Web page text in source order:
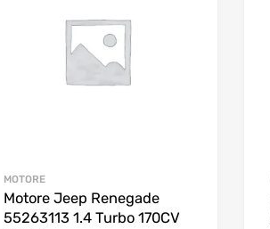
MOTORE
Motore Jeep Renegade
55263113 1.4 Turbo 170CV